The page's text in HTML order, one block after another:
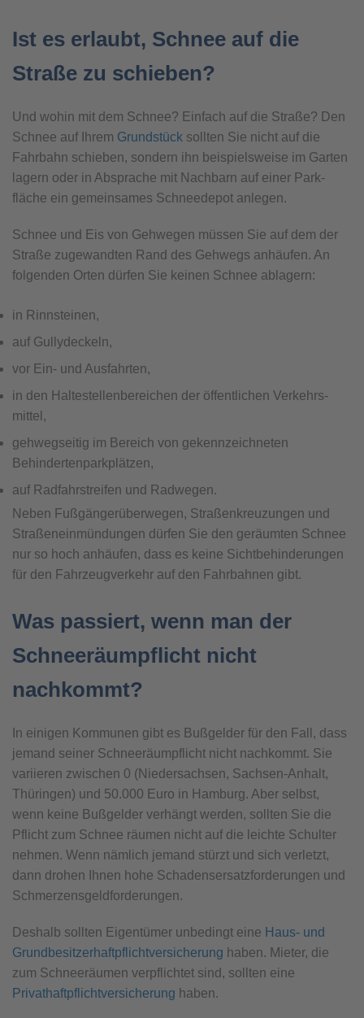
Ist es erlaubt, Schnee auf die
Straße zu schieben?
Und wohin mit dem Schnee? Einfach auf die Straße? Den
Schnee auf Ihrem Grundstück sollten Sie nicht auf die
Fahr­bahn schieben, sondern ihn beispiels­weise im Garten
lagern oder in Absprache mit Nach­barn auf einer Park­
fläche ein gemein­sames Schnee­depot anlegen.
Schnee und Eis von Gehwegen müssen Sie auf dem der
Straße zugewandten Rand des Gehwegs an­häufen. An
folgenden Orten dürfen Sie keinen Schnee ablagern:
in Rinn­steinen,
auf Gullydeckeln,
vor Ein- und Ausfahrten,
in den Halte­stellen­bereichen der öffent­lichen Verkehrs­
mittel,
gehwegseitig im Bereich von gekenn­zeichneten
Behinderten­park­plätzen,
auf Radfahr­streifen und Radwegen.
Neben Fußgänger­über­wegen, Straßenkreuzungen und
Straßen­einmündungen dürfen Sie den geräumten Schnee
nur so hoch anhäufen, dass es keine Sicht­behin­derungen
für den Fahr­zeug­verkehr auf den Fahr­bahnen gibt.
Was passiert, wenn man der
Schneeräumpflicht nicht
nachkommt?
In einigen Kommunen gibt es Bußgelder für den Fall, dass
jemand seiner Schneeräumpflicht nicht nachkommt. Sie
variieren zwischen 0 (Niedersachsen, Sachsen-Anhalt,
Thüringen) und 50.000 Euro in Hamburg. Aber selbst,
wenn keine Bußgelder verhängt werden, sollten Sie die
Pflicht zum Schnee räumen nicht auf die leichte Schulter
nehmen. Wenn nämlich jemand stürzt und sich verletzt,
dann drohen Ihnen hohe Schadensersatzforderungen und
Schmerzensgeldforderungen.
Deshalb sollten Eigentümer unbedingt eine Haus- und
Grundbesitzerhaftpflichtversicherung haben. Mieter, die
zum Schneeräumen verpflichtet sind, sollten eine
Privathaftpflichtversicherung haben.